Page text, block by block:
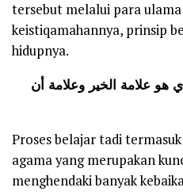
tersebut melalui para
keistiqamahannya, prinsip
hidupnya.
Proses belajar tadi
agama yang merupakan
menghendaki banyak